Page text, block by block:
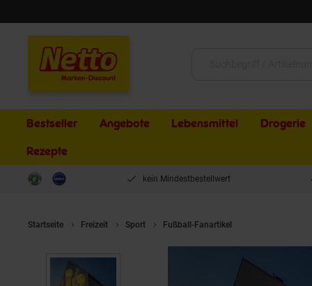
Bestseller Angebote Lebensmittel Drogerie
Rezepte
kein Mindestbestellwert
Startseite Freizeit Sport Fußball-Fanartikel